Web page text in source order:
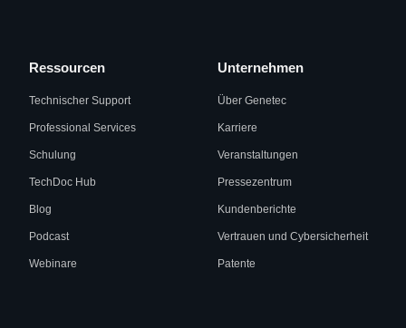
Ressourcen
Technischer Support
Professional Services
Schulung
TechDoc Hub
Blog
Podcast
Webinare
Unternehmen
Über Genetec
Karriere
Veranstaltungen
Pressezentrum
Kundenberichte
Vertrauen und Cybersicherheit
Patente